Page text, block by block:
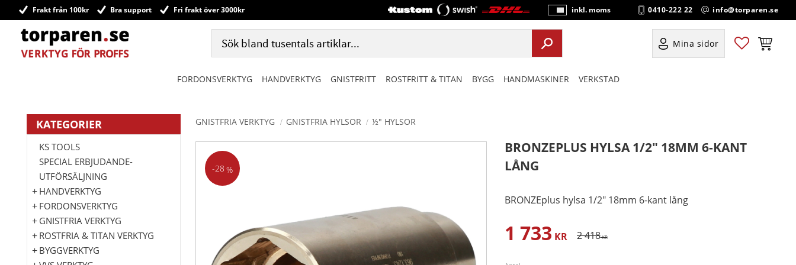
Frakt från 100kr Bra support Fri frakt över 3000kr
P
ri
s
e
vi
inkl. moms 0410-222 22 info@torparen.se
Mina sidor Favoriter
FORDONSVERKTYG HANDVERKTYG GNISTFRITT ROSTFRITT & TITAN BYGG HANDMASKINER VERKSTAD
GNISTFRIA VERKTYG GNISTFRIA HYLSOR ½" HYLSOR
BRONZEPLUS HYLSA 1/2" 18MM 6-KANT
LÅNG
BRONZEplus hylsa 1/2" 18mm 6-kant lång
28 %
Nedsatt pris:
1 733 KR Ordinarie pris:
2 418KR
KATEGORIER
KS TOOLS
SPECIAL ERBJUDANDE-
UTFÖRSÄLJNING
HANDVERKTYG
FORDONSVERKTYG
GNISTFRIA VERKTYG
ROSTFRIA & TITAN VERKTYG
BYGGVERKTYG